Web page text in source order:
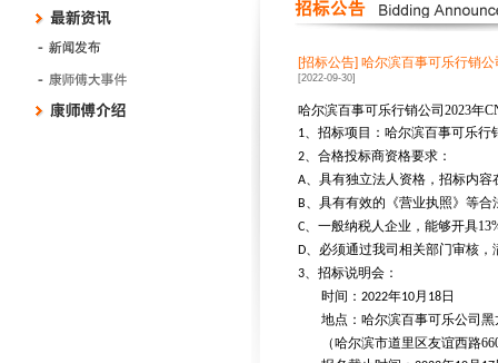
[招标公告] 哈尔滨百事可乐行销
[2022-09-30]
哈尔滨百事可乐行销公司 2023年
1、招标项目：哈尔滨百事可乐行
2、合格投标商资格要求：
A、具有独立法人资格，招标内
B、具有有效的《营业执照》等
C、一般纳税人企业，能够开具
D、必须通过我司相关部门审核
3、招标说明会：
时间： 2022年10月 18日
地点：哈尔滨百事可乐公司
（哈尔滨市道里区友谊西路